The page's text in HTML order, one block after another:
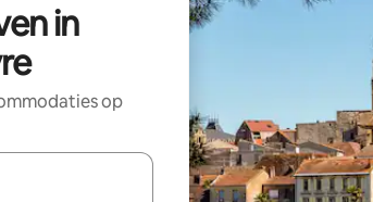
in
op
zijn, maak je een keuze met je de